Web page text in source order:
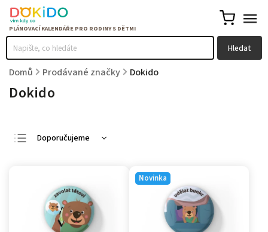
Hledat
Domů / Prodávané značky / Dokido
Dokido
Doporučujeme
Nejprodávanější
Abecedně
Novinka